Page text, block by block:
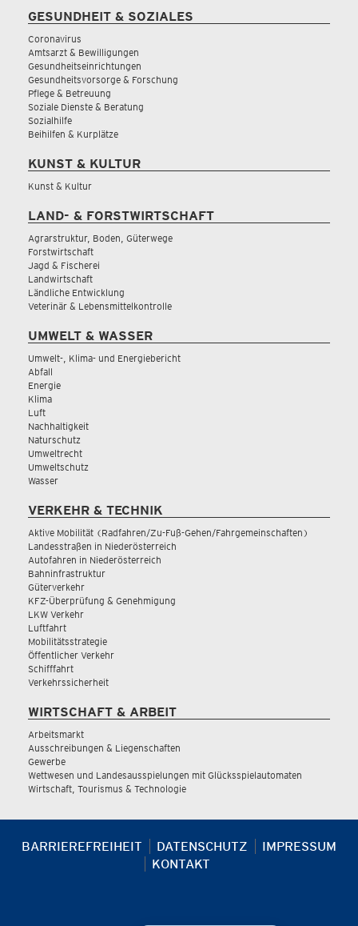
GESUNDHEIT & SOZIALES
Coronavirus
Amtsarzt & Bewilligungen
Gesundheitseinrichtungen
Gesundheitsvorsorge & Forschung
Pflege & Betreuung
Soziale Dienste & Beratung
Sozialhilfe
Beihilfen & Kurplätze
KUNST & KULTUR
Kunst & Kultur
LAND- & FORSTWIRTSCHAFT
Agrarstruktur, Boden, Güterwege
Forstwirtschaft
Jagd & Fischerei
Landwirtschaft
Ländliche Entwicklung
Veterinär & Lebensmittelkontrolle
UMWELT & WASSER
Umwelt-, Klima- und Energiebericht
Abfall
Energie
Klima
Luft
Nachhaltigkeit
Naturschutz
Umweltrecht
Umweltschutz
Wasser
VERKEHR & TECHNIK
Aktive Mobilität (Radfahren/Zu-Fuß-Gehen/Fahrgemeinschaften)
Landesstraßen in Niederösterreich
Autofahren in Niederösterreich
Bahninfrastruktur
Güterverkehr
KFZ-Überprüfung & Genehmigung
LKW Verkehr
Luftfahrt
Mobilitätsstrategie
Öffentlicher Verkehr
Schifffahrt
Verkehrssicherheit
WIRTSCHAFT & ARBEIT
Arbeitsmarkt
Ausschreibungen & Liegenschaften
Gewerbe
Wettwesen und Landesausspielungen mit Glücksspielautomaten
Wirtschaft, Tourismus & Technologie
BARRIEREFREIHEIT DATENSCHUTZ
IMPRESSUM
KONTAKT